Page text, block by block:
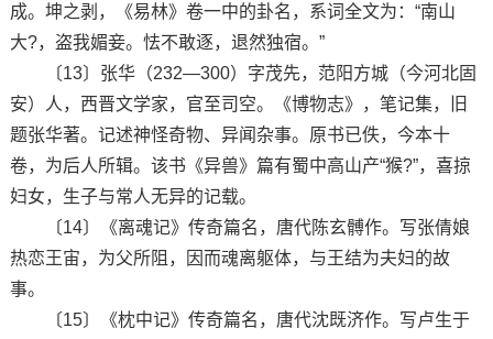
成。坤之剥，《易林》卷一中的卦名，系词全文为：“南山
大?，盗我媚妾。怯不敢逐，退然独宿。”
〔13〕张华（232—300）字茂先，范阳方城（今河北固
安）人，西晋文学家，官至司空。《博物志》，笔记集，旧
题张华著。记述神怪奇物、异闻杂事。原书已佚，今本十
卷，为后人所辑。该书《异兽》篇有蜀中高山产“猴?”，喜掠
妇女，生子与常人无异的记载。
〔14〕《离魂记》传奇篇名，唐代陈玄髆作。写张倩娘
热恋王宙，为父所阻，因而魂离躯体，与王结为夫妇的故
事。
〔15〕《枕中记》传奇篇名，唐代沈既济作。写卢生于